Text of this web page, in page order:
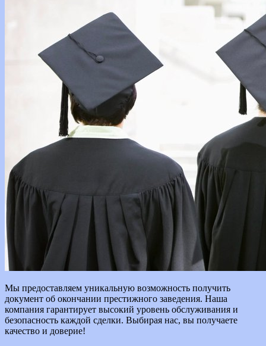
Мы предоставляем уникальную возможность получить
документ об окончании престижного заведения. Наша
компания гарантирует высокий уровень обслуживания и
безопасность каждой сделки. Выбирая нас, вы получаете
качество и доверие!